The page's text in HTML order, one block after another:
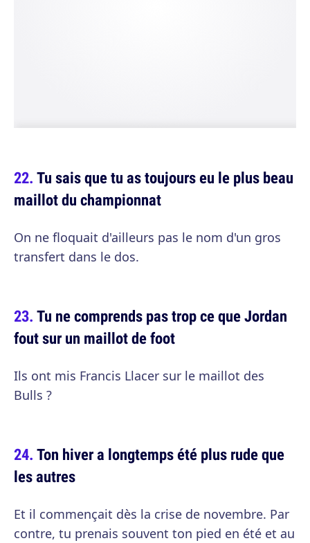
Tu sais que tu as toujours eu le plus beau
maillot du championnat
On ne floquait d'ailleurs pas le nom d'un gros
transfert dans le dos.
Tu ne comprends pas trop ce que Jordan
fout sur un maillot de foot
Ils ont mis Francis Llacer sur le maillot des
Bulls ?
Ton hiver a longtemps été plus rude que
les autres
Et il commençait dès la crise de novembre. Par
contre, tu prenais souvent ton pied en été et au